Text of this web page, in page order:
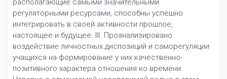
располагающие самыми значительными
регуляторными ресурсами, способны успешно
интегрировать в своей активности прошлое,
настоящее и будущее. III. Проанализировано
воздействие личностных диспозиций и саморегуляции
учащихся на формирование у них качественно-
позитивного характера отношения ко времени.